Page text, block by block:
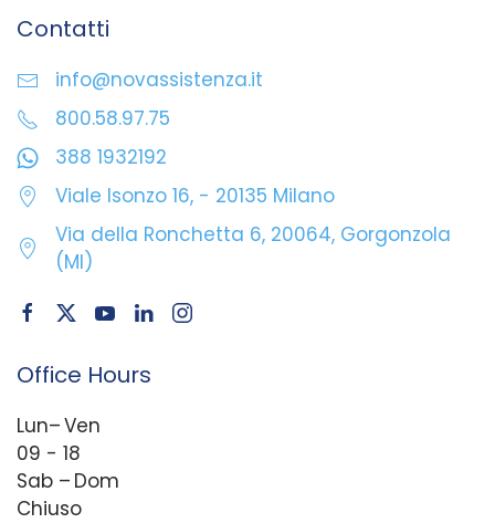
Contatti
info@novassistenza.it
800.58.97.75
388 1932192
Viale Isonzo 16, - 20135 Milano
Via della Ronchetta 6, 20064, Gorgonzola
(MI)
Office Hours
Lun– Ven
09 - 18
Sab – Dom
Chiuso